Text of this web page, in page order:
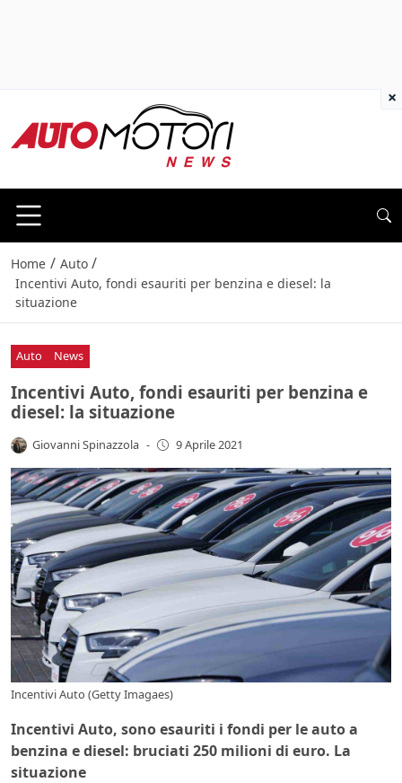
Home / Auto /
Incentivi Auto, fondi esauriti per benzina e diesel: la
situazione
Auto News
Incentivi Auto, fondi esauriti per benzina e
diesel: la situazione
Giovanni Spinazzola - 9 Aprile 2021
Incentivi Auto (Getty Imagaes)
Incentivi Auto, sono esauriti i fondi per le auto a
benzina e diesel: bruciati 250 milioni di euro. La
situazione
×